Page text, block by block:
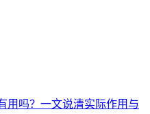
用吗？一文说清实际作用与